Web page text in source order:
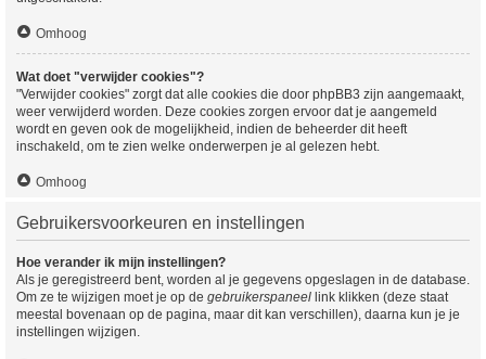
Omhoog
Wat doet "verwijder cookies"?
"Verwijder cookies" zorgt dat alle cookies die door phpBB3 zijn aangemaakt,
weer verwijderd worden. Deze cookies zorgen ervoor dat je aangemeld
wordt en geven ook de mogelijkheid, indien de beheerder dit heeft
inschakeld, om te zien welke onderwerpen je al gelezen hebt.
Omhoog
Gebruikersvoorkeuren en instellingen
Hoe verander ik mijn instellingen?
Als je geregistreerd bent, worden al je gegevens opgeslagen in de database.
Om ze te wijzigen moet je op de gebruikerspaneel link klikken (deze staat
meestal bovenaan op de pagina, maar dit kan verschillen), daarna kun je je
instellingen wijzigen.